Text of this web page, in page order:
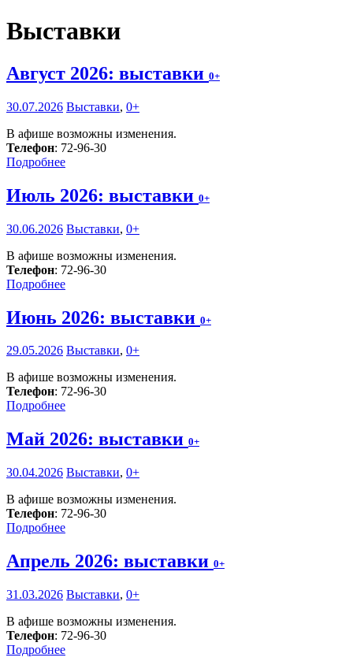
Выставки
Август 2026: выставки 0+
30.07.2026 Выставки, 0+
В афише возможны изменения.
Телефон: 72-96-30
Подробнее
Июль 2026: выставки 0+
30.06.2026 Выставки, 0+
В афише возможны изменения.
Телефон: 72-96-30
Подробнее
Июнь 2026: выставки 0+
29.05.2026 Выставки, 0+
В афише возможны изменения.
Телефон: 72-96-30
Подробнее
Май 2026: выставки 0+
30.04.2026 Выставки, 0+
В афише возможны изменения.
Телефон: 72-96-30
Подробнее
Апрель 2026: выставки 0+
31.03.2026 Выставки, 0+
В афише возможны изменения.
Телефон: 72-96-30
Подробнее